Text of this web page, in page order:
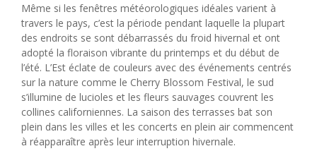
Même si les fenêtres météorologiques idéales varient à
travers le pays, c’est la période pendant laquelle la plupart
des endroits se sont débarrassés du froid hivernal et ont
adopté la floraison vibrante du printemps et du début de
l’été. L’Est éclate de couleurs avec des événements centrés
sur la nature comme le Cherry Blossom Festival, le sud
s’illumine de lucioles et les fleurs sauvages couvrent les
collines californiennes. La saison des terrasses bat son
plein dans les villes et les concerts en plein air commencent
à réapparaître après leur interruption hivernale.